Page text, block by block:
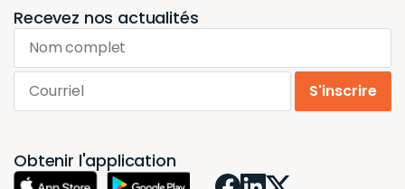
Recevez nos actualités
Nom complet
Courriel
S'inscrire
Obtenir l'application